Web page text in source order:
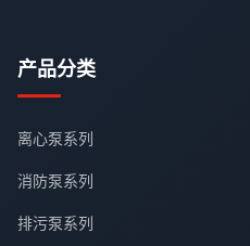
产品分类
离心泵系列
消防泵系列
排污泵系列